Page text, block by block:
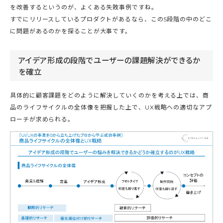
を改善するというのが、よくある失敗事例ですね。
すでにリリースしているプロダクトがあるなら、この5段階の中のどこ
に問題があるのかを探ることが大事です。
アイデア形成の段階でユーザーの課題解決ができるか
を確立
具体的に顧客課題をどのように解決していくのかを考える上では、商
品のライフサイクルの全体像を把握した上で、UX戦略への適切なアプ
ローチが求められる。